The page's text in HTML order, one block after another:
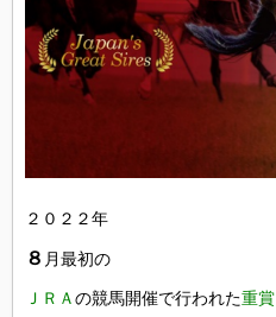
２０２２年
８ 月最初の
ＪＲＡの競馬開催で行われた重賞